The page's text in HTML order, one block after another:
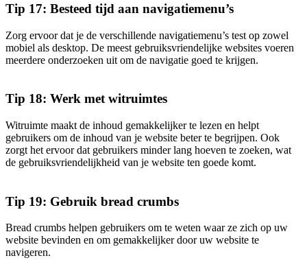
Tip 17: Besteed tijd aan navigatiemenu’s
Zorg ervoor dat je de verschillende navigatiemenu’s test op zowel
mobiel als desktop. De meest gebruiksvriendelijke websites voeren
meerdere onderzoeken uit om de navigatie goed te krijgen.
Tip 18: Werk met witruimtes
Witruimte maakt de inhoud gemakkelijker te lezen en helpt
gebruikers om de inhoud van je website beter te begrijpen. Ook
zorgt het ervoor dat gebruikers minder lang hoeven te zoeken, wat
de gebruiksvriendelijkheid van je website ten goede komt.
Tip 19: Gebruik bread crumbs
Bread crumbs helpen gebruikers om te weten waar ze zich op uw
website bevinden en om gemakkelijker door uw website te
navigeren.